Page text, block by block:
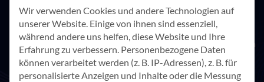
IT Services
Mit unserer umfassenden technischen Expertise und starkem
Partner-Netzwerk bieten wir maßgeschneiderte IT-Lösungen
an, die Flexibilität und Sicherheit vereinen.
Wir verwenden Cookies und andere Technologien auf
unserer Website. Einige von ihnen sind essenziell,
während andere uns helfen, diese Website und Ihre
Erfahrung zu verbessern. Personenbezogene Daten
können verarbeitet werden (z. B. IP-Adressen), z. B. für
personalisierte Anzeigen und Inhalte oder die Messung